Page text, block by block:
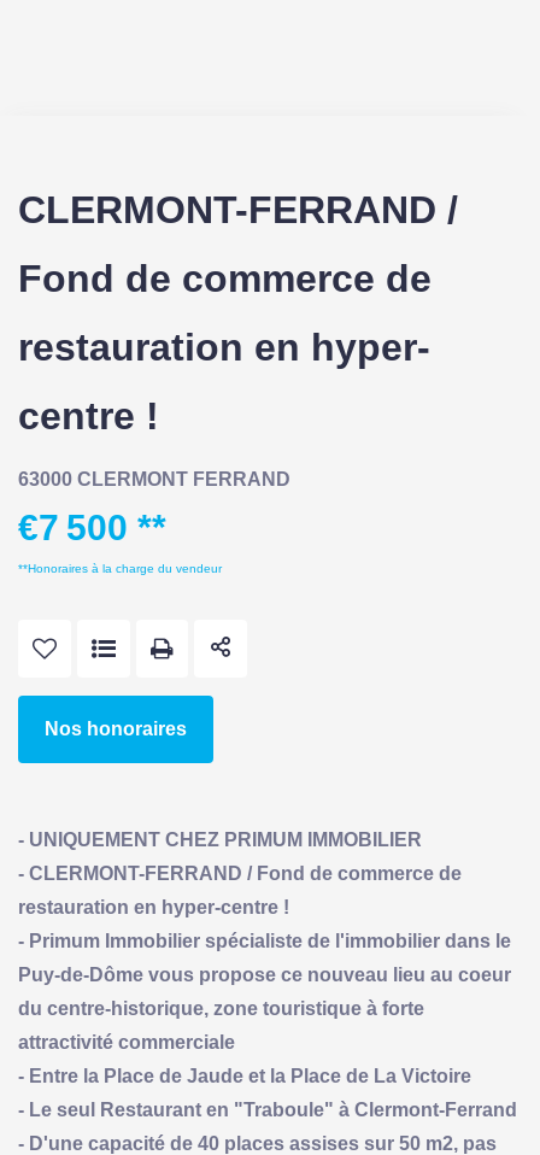
CLERMONT-FERRAND /
Fond de commerce de
restauration en hyper-
centre !
63000 CLERMONT FERRAND
€7 500 **
**Honoraires à la charge du vendeur
Nos honoraires
- UNIQUEMENT CHEZ PRIMUM IMMOBILIER
- CLERMONT-FERRAND / Fond de commerce de
restauration en hyper-centre !
- Primum Immobilier spécialiste de l'immobilier dans le
Puy-de-Dôme vous propose ce nouveau lieu au coeur
du centre-historique, zone touristique à forte
attractivité commerciale
- Entre la Place de Jaude et la Place de La Victoire
- Le seul Restaurant en "Traboule" à Clermont-Ferrand
- D'une capacité de 40 places assises sur 50 m2, pas